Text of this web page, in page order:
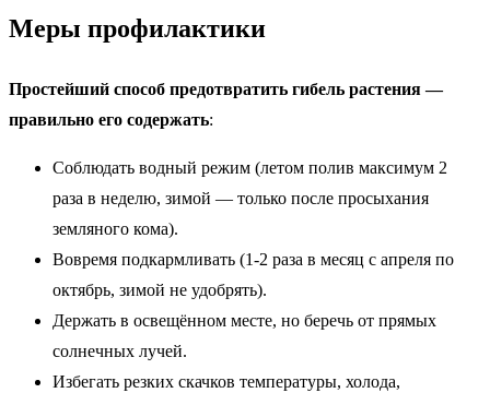
Меры профилактики
Простейший способ предотвратить гибель растения —
правильно его содержать:
Соблюдать водный режим (летом полив максимум 2
раза в неделю, зимой — только после просыхания
земляного кома).
Вовремя подкармливать (1-2 раза в месяц с апреля по
октябрь, зимой не удобрять).
Держать в освещённом месте, но беречь от прямых
солнечных лучей.
Избегать резких скачков температуры, холода,